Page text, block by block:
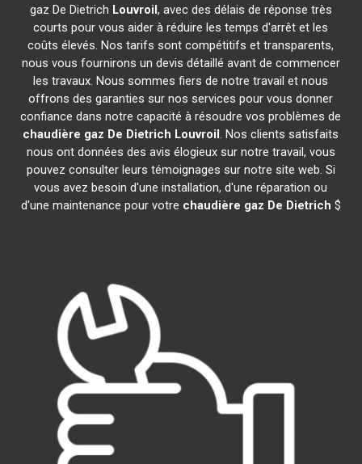
gaz De Dietrich Louvroil, avec des délais de réponse très
courts pour vous aider à réduire les temps d'arrêt et les
coûts élevés. Nos tarifs sont compétitifs et transparents,
nous vous fournirons un devis détaillé avant de commencer
les travaux. Nous sommes fiers de notre travail et nous
offrons des garanties sur nos services pour vous donner
confiance dans notre capacité à résoudre vos problèmes de
chaudière gaz De Dietrich Louvroil. Nos clients satisfaits
nous ont données des avis élogieux sur notre travail, vous
pouvez consulter leurs témoignages sur notre site web. Si
vous avez besoin d'une installation, d'une réparation ou
d'une maintenance pour votre chaudière gaz De Dietrich $